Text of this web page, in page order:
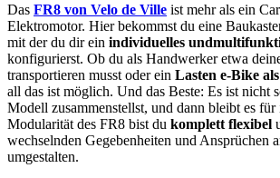
Das FR8 von Velo de Ville ist mehr als ein
Elektromotor. Hier bekommst du eine
mit der du dir ein individuelles und
konfigurierst. Ob du als Handwerker etwa
transportieren musst oder ein Lasten e-Bike
all das ist möglich. Und das Beste: Es ist nicht
Modell zusammenstellst, und dann bleibt es
Modularität des FR8 bist du komplett flexibel
wechselnden Gegebenheiten und Ansprüchen
umgestalten.